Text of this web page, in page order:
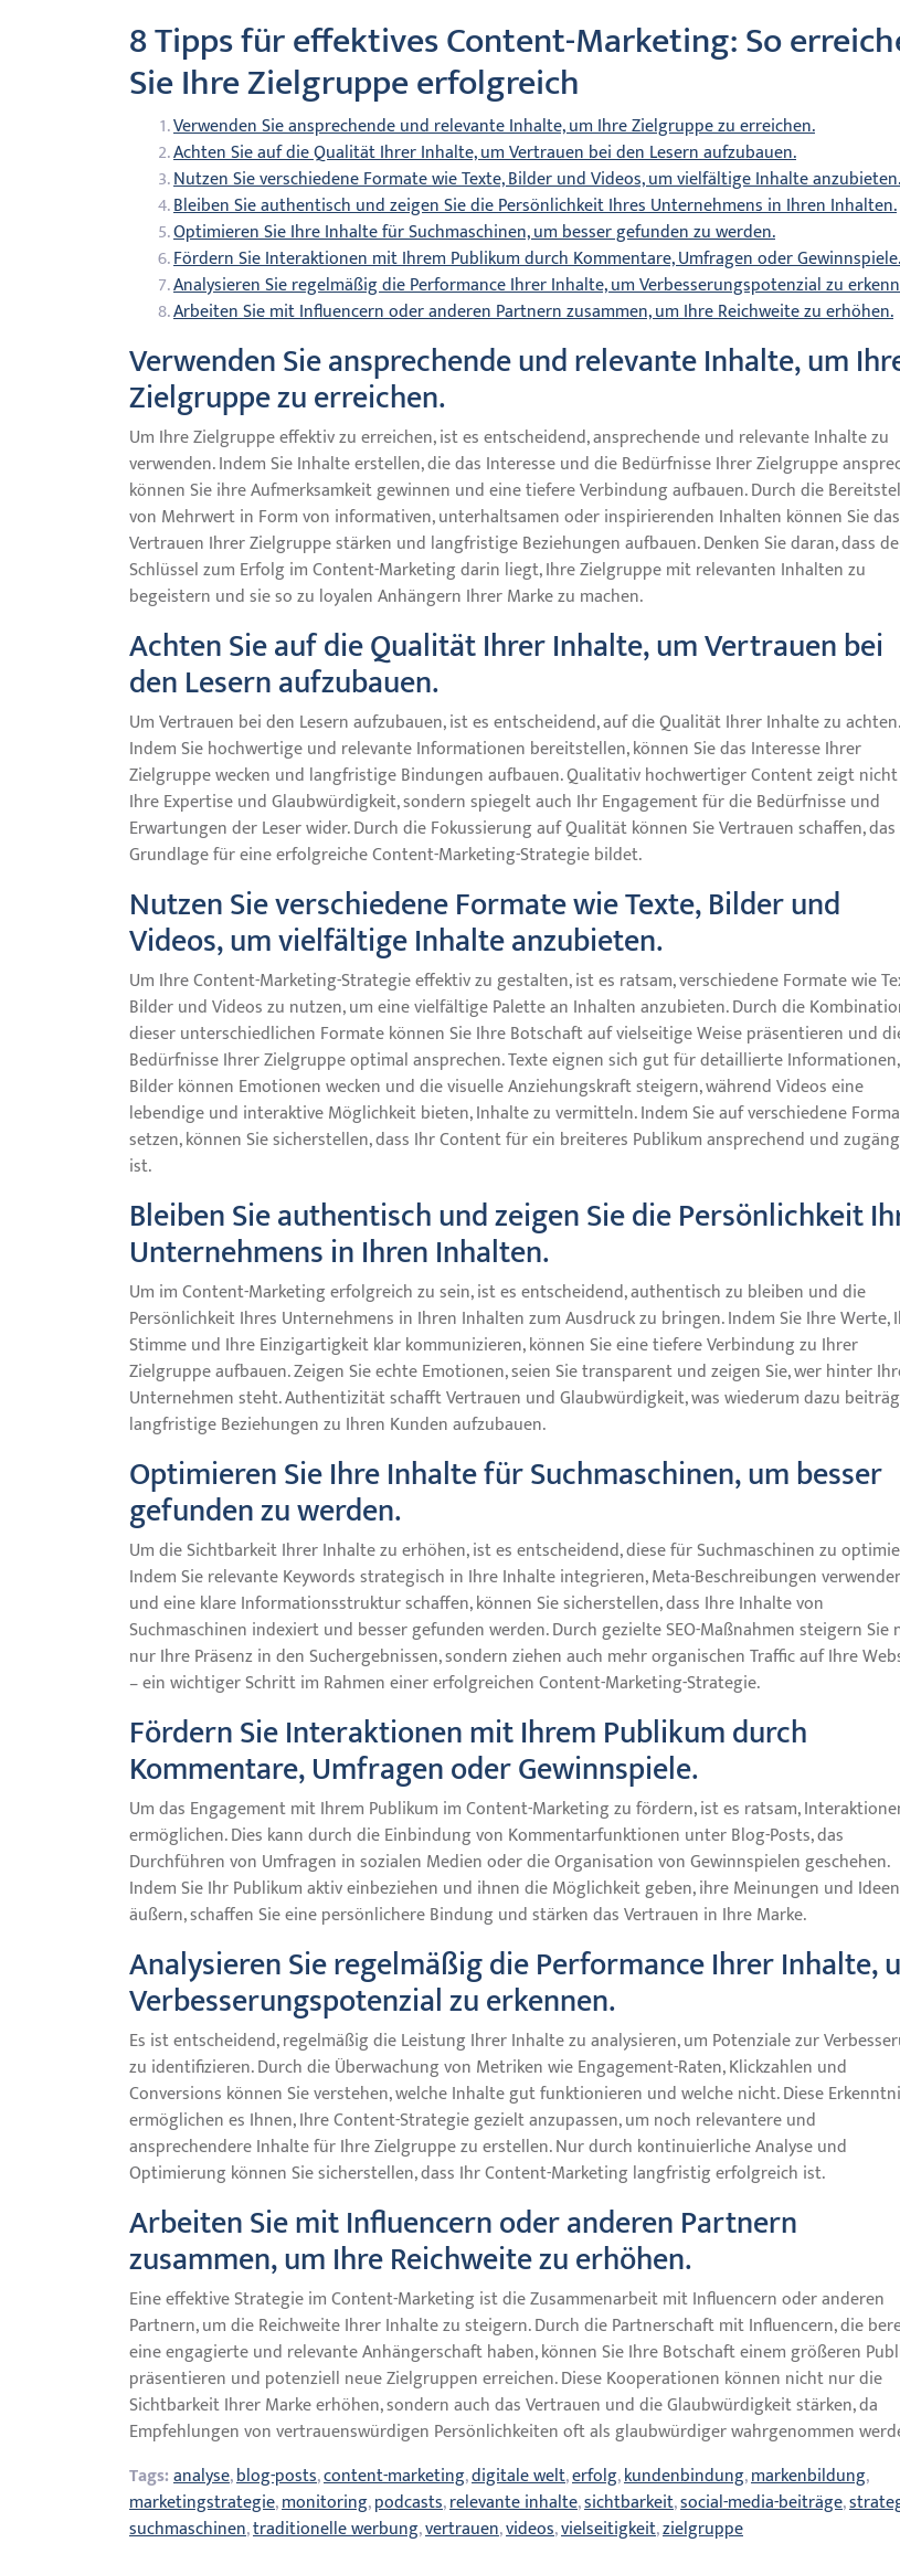
8 Tipps für effektives Content-Marketing: So
Sie Ihre Zielgruppe erfolgreich
Verwenden Sie ansprechende und relevante Inhalte, um Ihre Zielgruppe zu erreichen.
Achten Sie auf die Qualität Ihrer Inhalte, um Vertrauen bei den Lesern aufzubauen.
Nutzen Sie verschiedene Formate wie Texte, Bilder und Videos, um vielfältige Inhalte anzubieten.
Bleiben Sie authentisch und zeigen Sie die Persönlichkeit Ihres Unternehmens in Ihren Inhalten.
Optimieren Sie Ihre Inhalte für Suchmaschinen, um besser gefunden zu werden.
Fördern Sie Interaktionen mit Ihrem Publikum durch Kommentare, Umfragen oder Gewinnspiele.
Analysieren Sie regelmäßig die Performance Ihrer Inhalte, um Verbesserungspotenzial zu
Arbeiten Sie mit Influencern oder anderen Partnern zusammen, um Ihre Reichweite zu erhöhen.
Verwenden Sie ansprechende und relevante Inhalte, um
Zielgruppe zu erreichen.
Um Ihre Zielgruppe effektiv zu erreichen, ist es entscheidend, ansprechende und relevante Inhalte zu
verwenden. Indem Sie Inhalte erstellen, die das Interesse und die Bedürfnisse Ihrer Zielgruppe
können Sie ihre Aufmerksamkeit gewinnen und eine tiefere Verbindung aufbauen. Durch die
von Mehrwert in Form von informativen, unterhaltsamen oder inspirierenden Inhalten können Sie das
Vertrauen Ihrer Zielgruppe stärken und langfristige Beziehungen aufbauen. Denken Sie daran, dass
Schlüssel zum Erfolg im Content-Marketing darin liegt, Ihre Zielgruppe mit relevanten Inhalten zu
begeistern und sie so zu loyalen Anhängern Ihrer Marke zu machen.
Achten Sie auf die Qualität Ihrer Inhalte, um Vertrauen bei
den Lesern aufzubauen.
Um Vertrauen bei den Lesern aufzubauen, ist es entscheidend, auf die Qualität Ihrer Inhalte zu achten.
Indem Sie hochwertige und relevante Informationen bereitstellen, können Sie das Interesse Ihrer
Zielgruppe wecken und langfristige Bindungen aufbauen. Qualitativ hochwertiger Content zeigt
Ihre Expertise und Glaubwürdigkeit, sondern spiegelt auch Ihr Engagement für die Bedürfnisse und
Erwartungen der Leser wider. Durch die Fokussierung auf Qualität können Sie Vertrauen schaffen,
Grundlage für eine erfolgreiche Content-Marketing-Strategie bildet.
Nutzen Sie verschiedene Formate wie Texte, Bilder und
Videos, um vielfältige Inhalte anzubieten.
Um Ihre Content-Marketing-Strategie effektiv zu gestalten, ist es ratsam, verschiedene Formate wie
Bilder und Videos zu nutzen, um eine vielfältige Palette an Inhalten anzubieten. Durch die
dieser unterschiedlichen Formate können Sie Ihre Botschaft auf vielseitige Weise präsentieren und
Bedürfnisse Ihrer Zielgruppe optimal ansprechen. Texte eignen sich gut für detaillierte Informationen,
Bilder können Emotionen wecken und die visuelle Anziehungskraft steigern, während Videos eine
lebendige und interaktive Möglichkeit bieten, Inhalte zu vermitteln. Indem Sie auf verschiedene
setzen, können Sie sicherstellen, dass Ihr Content für ein breiteres Publikum ansprechend und
ist.
Bleiben Sie authentisch und zeigen Sie die Persönlichkeit
Unternehmens in Ihren Inhalten.
Um im Content-Marketing erfolgreich zu sein, ist es entscheidend, authentisch zu bleiben und die
Persönlichkeit Ihres Unternehmens in Ihren Inhalten zum Ausdruck zu bringen. Indem Sie Ihre Werte,
Stimme und Ihre Einzigartigkeit klar kommunizieren, können Sie eine tiefere Verbindung zu Ihrer
Zielgruppe aufbauen. Zeigen Sie echte Emotionen, seien Sie transparent und zeigen Sie, wer hinter
Unternehmen steht. Authentizität schafft Vertrauen und Glaubwürdigkeit, was wiederum dazu
langfristige Beziehungen zu Ihren Kunden aufzubauen.
Optimieren Sie Ihre Inhalte für Suchmaschinen, um besser
gefunden zu werden.
Um die Sichtbarkeit Ihrer Inhalte zu erhöhen, ist es entscheidend, diese für Suchmaschinen zu
Indem Sie relevante Keywords strategisch in Ihre Inhalte integrieren, Meta-Beschreibungen
und eine klare Informationsstruktur schaffen, können Sie sicherstellen, dass Ihre Inhalte von
Suchmaschinen indexiert und besser gefunden werden. Durch gezielte SEO-Maßnahmen steigern Sie
nur Ihre Präsenz in den Suchergebnissen, sondern ziehen auch mehr organischen Traffic auf Ihre
– ein wichtiger Schritt im Rahmen einer erfolgreichen Content-Marketing-Strategie.
Fördern Sie Interaktionen mit Ihrem Publikum durch
Kommentare, Umfragen oder Gewinnspiele.
Um das Engagement mit Ihrem Publikum im Content-Marketing zu fördern, ist es ratsam,
ermöglichen. Dies kann durch die Einbindung von Kommentarfunktionen unter Blog-Posts, das
Durchführen von Umfragen in sozialen Medien oder die Organisation von Gewinnspielen geschehen.
Indem Sie Ihr Publikum aktiv einbeziehen und ihnen die Möglichkeit geben, ihre Meinungen und
äußern, schaffen Sie eine persönlichere Bindung und stärken das Vertrauen in Ihre Marke.
Analysieren Sie regelmäßig die Performance Ihrer Inhalte,
Verbesserungspotenzial zu erkennen.
Es ist entscheidend, regelmäßig die Leistung Ihrer Inhalte zu analysieren, um Potenziale zur
zu identifizieren. Durch die Überwachung von Metriken wie Engagement-Raten, Klickzahlen und
Conversions können Sie verstehen, welche Inhalte gut funktionieren und welche nicht. Diese
ermöglichen es Ihnen, Ihre Content-Strategie gezielt anzupassen, um noch relevantere und
ansprechendere Inhalte für Ihre Zielgruppe zu erstellen. Nur durch kontinuierliche Analyse und
Optimierung können Sie sicherstellen, dass Ihr Content-Marketing langfristig erfolgreich ist.
Arbeiten Sie mit Influencern oder anderen Partnern
zusammen, um Ihre Reichweite zu erhöhen.
Eine effektive Strategie im Content-Marketing ist die Zusammenarbeit mit Influencern oder anderen
Partnern, um die Reichweite Ihrer Inhalte zu steigern. Durch die Partnerschaft mit Influencern, die
eine engagierte und relevante Anhängerschaft haben, können Sie Ihre Botschaft einem größeren
präsentieren und potenziell neue Zielgruppen erreichen. Diese Kooperationen können nicht nur die
Sichtbarkeit Ihrer Marke erhöhen, sondern auch das Vertrauen und die Glaubwürdigkeit stärken, da
Empfehlungen von vertrauenswürdigen Persönlichkeiten oft als glaubwürdiger wahrgenommen
Tags:analyse,blog-posts,content-marketing,digitale welt,erfolg,kundenbindung,markenbildung,
marketingstrategie,monitoring,podcasts,relevante inhalte,sichtbarkeit,social-media-beiträge,
suchmaschinen,traditionelle werbung,vertrauen,videos,vielseitigkeit,zielgruppe